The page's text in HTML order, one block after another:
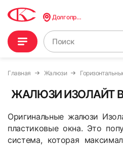
Долгопрудный
Главная Жалюзи
ЖАЛЮЗИ ИЗОЛАЙТ
Оригинальные жалюзи
пластиковые окна. Это
система, которая